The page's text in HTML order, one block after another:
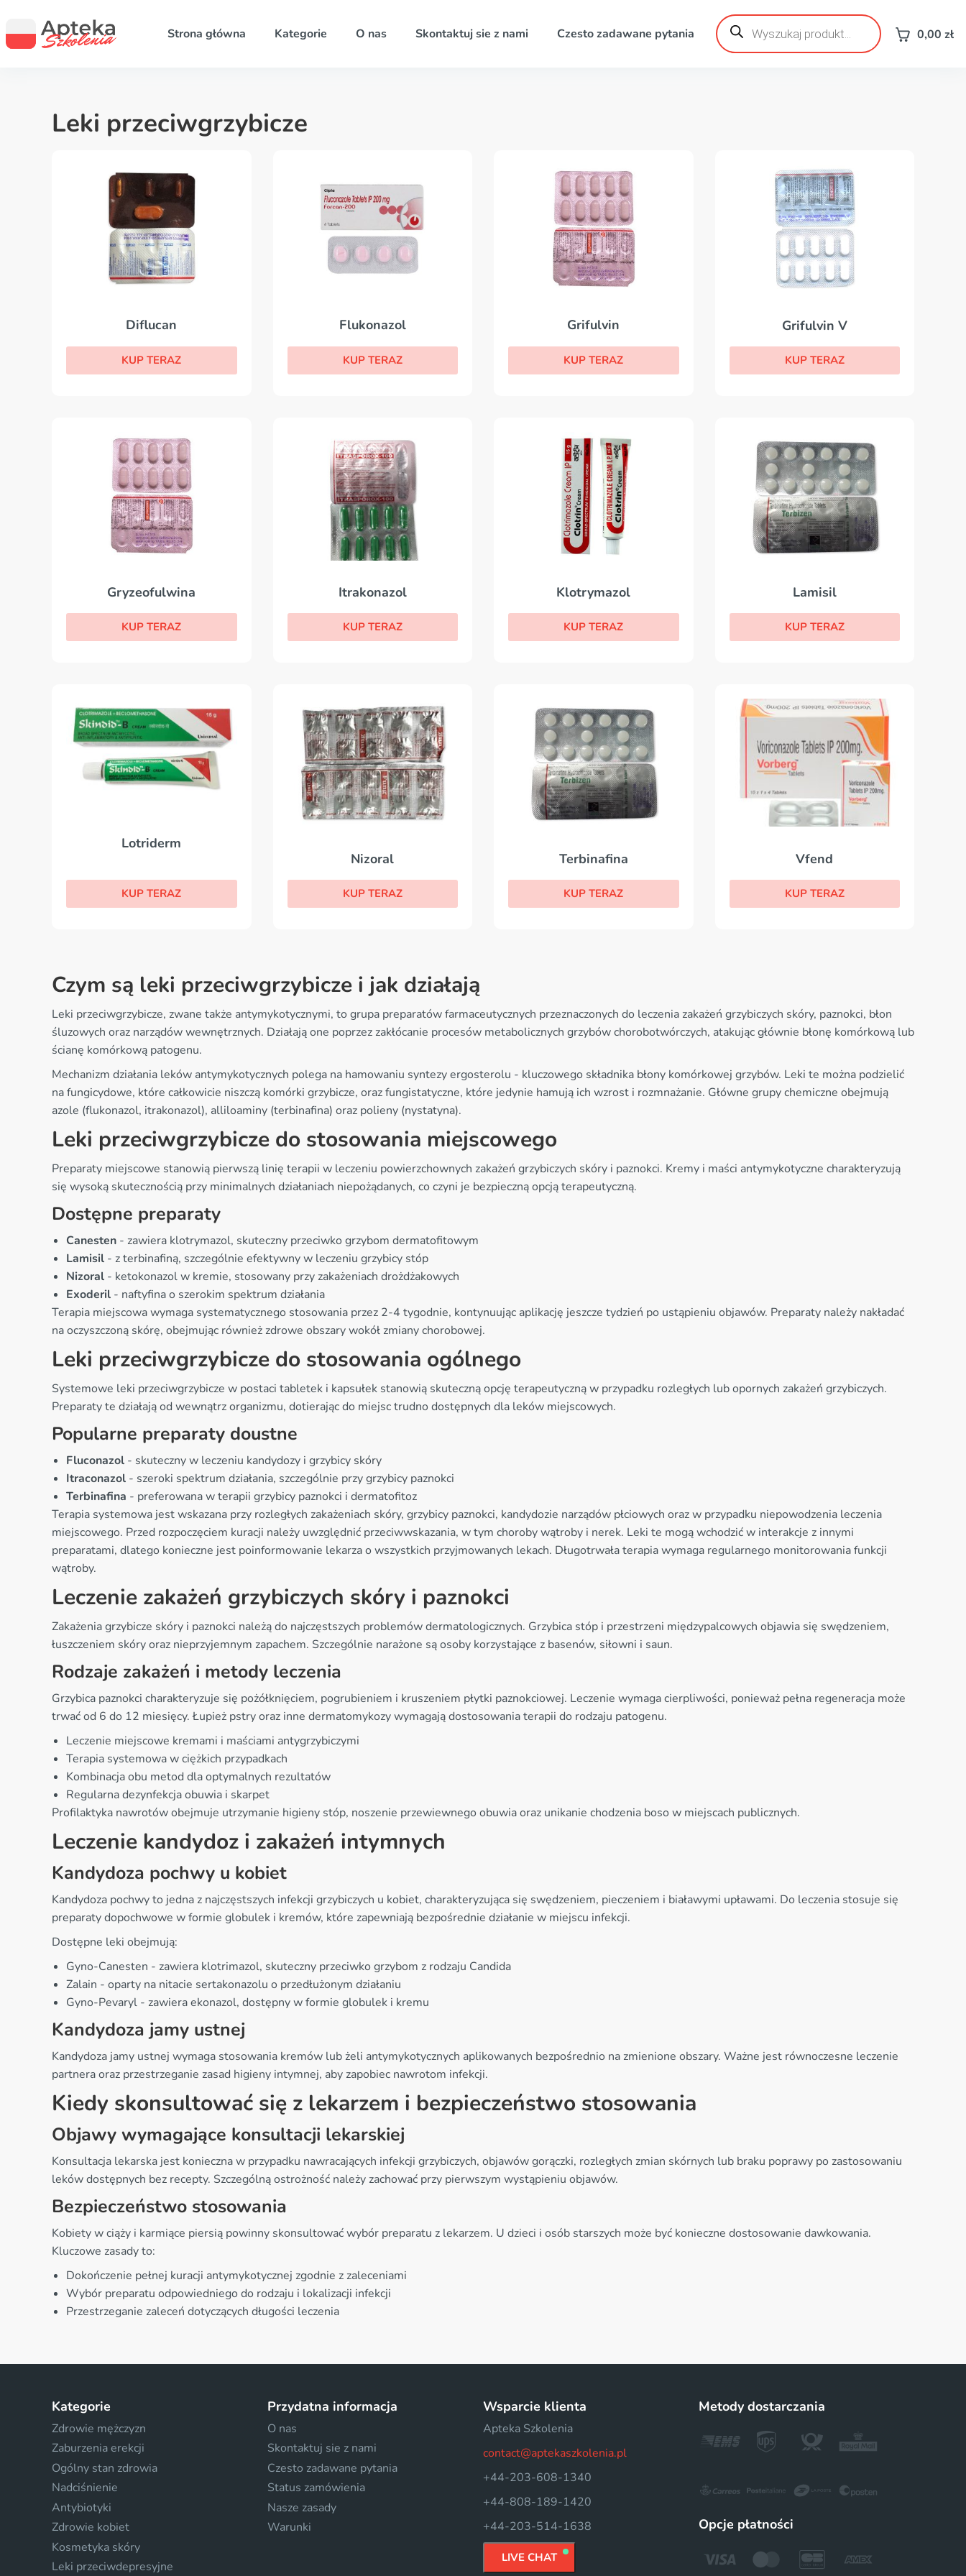
Strona główna Kategorie O nas Skontaktuj sie z nami Czesto zadawane pytania
Wyszukiwarka
produktów 0,00 zł
Leki przeciwgrzybicze
Diflucan
KUP TERAZ
Flukonazol
KUP TERAZ
Grifulvin
KUP TERAZ
Grifulvin V
KUP TERAZ
Gryzeofulwina
KUP TERAZ
Itrakonazol
KUP TERAZ
Klotrymazol
KUP TERAZ
Lamisil
KUP TERAZ
Lotriderm
KUP TERAZ
Nizoral
KUP TERAZ
Terbinafina
KUP TERAZ
Vfend
KUP TERAZ
Czym są leki przeciwgrzybicze i jak działają
Leki przeciwgrzybicze, zwane także antymykotycznymi, to grupa preparatów farmaceutycznych przeznaczonych do leczenia zakażeń grzybiczych skóry, paznokci, błon
śluzowych oraz narządów wewnętrznych. Działają one poprzez zakłócanie procesów metabolicznych grzybów chorobotwórczych, atakując głównie błonę komórkową lub
ścianę komórkową patogenu.
Mechanizm działania leków antymykotycznych polega na hamowaniu syntezy ergosterolu - kluczowego składnika błony komórkowej grzybów. Leki te można podzielić
na fungicydowe, które całkowicie niszczą komórki grzybicze, oraz fungistatyczne, które jedynie hamują ich wzrost i rozmnażanie. Główne grupy chemiczne obejmują
azole (flukonazol, itrakonazol), alliloaminy (terbinafina) oraz polieny (nystatyna).
Leki przeciwgrzybicze do stosowania miejscowego
Preparaty miejscowe stanowią pierwszą linię terapii w leczeniu powierzchownych zakażeń grzybiczych skóry i paznokci. Kremy i maści antymykotyczne charakteryzują
się wysoką skutecznością przy minimalnych działaniach niepożądanych, co czyni je bezpieczną opcją terapeutyczną.
Dostępne preparaty
Canesten - zawiera klotrymazol, skuteczny przeciwko grzybom dermatofitowym
Lamisil - z terbinafiną, szczególnie efektywny w leczeniu grzybicy stóp
Nizoral - ketokonazol w kremie, stosowany przy zakażeniach drożdżakowych
Exoderil - naftyfina o szerokim spektrum działania
Terapia miejscowa wymaga systematycznego stosowania przez 2-4 tygodnie, kontynuując aplikację jeszcze tydzień po ustąpieniu objawów. Preparaty należy nakładać
na oczyszczoną skórę, obejmując również zdrowe obszary wokół zmiany chorobowej.
Leki przeciwgrzybicze do stosowania ogólnego
Systemowe leki przeciwgrzybicze w postaci tabletek i kapsułek stanowią skuteczną opcję terapeutyczną w przypadku rozległych lub opornych zakażeń grzybiczych.
Preparaty te działają od wewnątrz organizmu, dotierając do miejsc trudno dostępnych dla leków miejscowych.
Popularne preparaty doustne
Fluconazol - skuteczny w leczeniu kandydozy i grzybicy skóry
Itraconazol - szeroki spektrum działania, szczególnie przy grzybicy paznokci
Terbinafina - preferowana w terapii grzybicy paznokci i dermatofitoz
Terapia systemowa jest wskazana przy rozległych zakażeniach skóry, grzybicy paznokci, kandydozie narządów płciowych oraz w przypadku niepowodzenia leczenia
miejscowego. Przed rozpoczęciem kuracji należy uwzględnić przeciwwskazania, w tym choroby wątroby i nerek. Leki te mogą wchodzić w interakcje z innymi
preparatami, dlatego konieczne jest poinformowanie lekarza o wszystkich przyjmowanych lekach. Długotrwała terapia wymaga regularnego monitorowania funkcji
wątroby.
Leczenie zakażeń grzybiczych skóry i paznokci
Zakażenia grzybicze skóry i paznokci należą do najczęstszych problemów dermatologicznych. Grzybica stóp i przestrzeni międzypalcowych objawia się swędzeniem,
łuszczeniem skóry oraz nieprzyjemnym zapachem. Szczególnie narażone są osoby korzystające z basenów, siłowni i saun.
Rodzaje zakażeń i metody leczenia
Grzybica paznokci charakteryzuje się pożółknięciem, pogrubieniem i kruszeniem płytki paznokciowej. Leczenie wymaga cierpliwości, ponieważ pełna regeneracja może
trwać od 6 do 12 miesięcy. Łupież pstry oraz inne dermatomykozy wymagają dostosowania terapii do rodzaju patogenu.
Leczenie miejscowe kremami i maściami antygrzybiczymi
Terapia systemowa w ciężkich przypadkach
Kombinacja obu metod dla optymalnych rezultatów
Regularna dezynfekcja obuwia i skarpet
Profilaktyka nawrotów obejmuje utrzymanie higieny stóp, noszenie przewiewnego obuwia oraz unikanie chodzenia boso w miejscach publicznych.
Leczenie kandydoz i zakażeń intymnych
Kandydoza pochwy u kobiet
Kandydoza pochwy to jedna z najczęstszych infekcji grzybiczych u kobiet, charakteryzująca się swędzeniem, pieczeniem i białawymi upławami. Do leczenia stosuje się
preparaty dopochwowe w formie globulek i kremów, które zapewniają bezpośrednie działanie w miejscu infekcji.
Dostępne leki obejmują:
Gyno-Canesten - zawiera klotrimazol, skuteczny przeciwko grzybom z rodzaju Candida
Zalain - oparty na nitacie sertakonazolu o przedłużonym działaniu
Gyno-Pevaryl - zawiera ekonazol, dostępny w formie globulek i kremu
Kandydoza jamy ustnej
Kandydoza jamy ustnej wymaga stosowania kremów lub żeli antymykotycznych aplikowanych bezpośrednio na zmienione obszary. Ważne jest równoczesne leczenie
partnera oraz przestrzeganie zasad higieny intymnej, aby zapobiec nawrotom infekcji.
Kiedy skonsultować się z lekarzem i bezpieczeństwo stosowania
Objawy wymagające konsultacji lekarskiej
Konsultacja lekarska jest konieczna w przypadku nawracających infekcji grzybiczych, objawów gorączki, rozległych zmian skórnych lub braku poprawy po zastosowaniu
leków dostępnych bez recepty. Szczególną ostrożność należy zachować przy pierwszym wystąpieniu objawów.
Bezpieczeństwo stosowania
Kobiety w ciąży i karmiące piersią powinny skonsultować wybór preparatu z lekarzem. U dzieci i osób starszych może być konieczne dostosowanie dawkowania.
Kluczowe zasady to:
Dokończenie pełnej kuracji antymykotycznej zgodnie z zaleceniami
Wybór preparatu odpowiedniego do rodzaju i lokalizacji infekcji
Przestrzeganie zaleceń dotyczących długości leczenia
Kategorie
Zdrowie mężczyzn
Zaburzenia erekcji
Ogólny stan zdrowia
Nadciśnienie
Antybiotyki
Zdrowie kobiet
Kosmetyka skóry
Leki przeciwdepresyjne
Przydatna informacja
O nas
Skontaktuj sie z nami
Czesto zadawane pytania
Status zamówienia
Nasze zasady
Warunki
Wsparcie klienta
Apteka Szkolenia
contact@aptekaszkolenia.pl
+44-203-608-1340
+44-808-189-1420
+44-203-514-1638
LIVE CHAT
Metody dostarczania
Opcje płatności